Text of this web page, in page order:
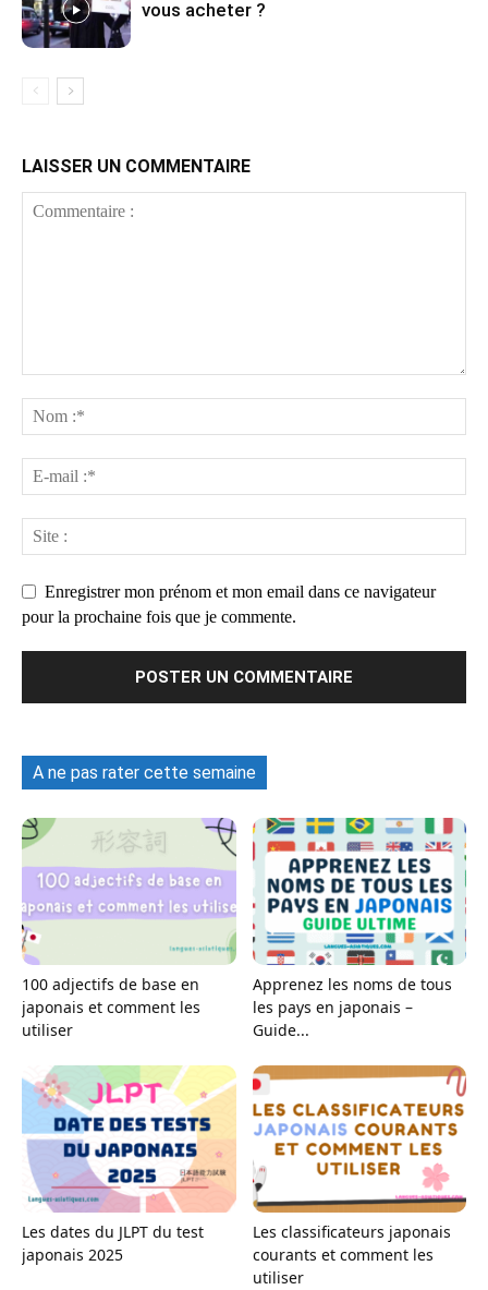
vous acheter ?
LAISSER UN COMMENTAIRE
Enregistrer mon prénom et mon email dans ce navigateur
pour la prochaine fois que je commente.
A ne pas rater cette semaine
100 adjectifs de base en
japonais et comment les
utiliser
Apprenez les noms de tous
les pays en japonais –
Guide...
Les dates du JLPT du test
japonais 2025
Les classificateurs japonais
courants et comment les
utiliser